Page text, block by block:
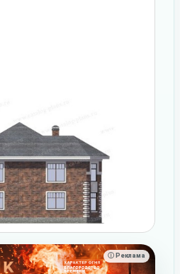
ⓘ Реклама